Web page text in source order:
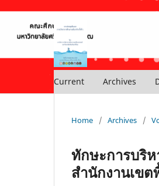
Current Archives
Home / Archives /
ทักษะการบริห
สำนักงานเข